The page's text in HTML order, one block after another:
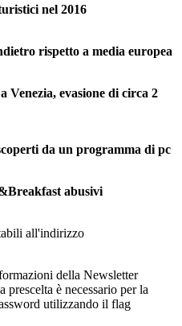
nel 2016
rispetto a media europea
Venezia, evasione di circa 2
da un programma di pc
abusivi
all'indirizzo
della Newsletter
è necessario per la
utilizzando il flag